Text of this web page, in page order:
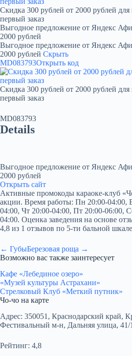
Скидка 300 рублей от 2000 рублей
первый заказ
Выгодное предложение от Яндекс
2000 рублей
Выгодное предложение от Яндекс
2000 рублей Скрыть
MD083793Открыть код
Скидка 300 рублей от 2000 рублей
первый заказ
MD083793
Details
Выгодное предложение от Яндекс
2000 рублей
Открыть сайт
Активные промокоды караоке-клуб
акции. Время работы: Пн 20:00-04:00,
04:00, Чт 20:00-04:00, Пт 20:00-06:00,
04:00. Оценка заведения на основе
4,8 из 1 отзывов по 5-ти бальной
← ГубыБерезовая роща →
Возможно вас также заинтересует
Кафе «Лебединое озеро»
«Музей культуры Астрахани»
Стрелковый Клуб «Меткий путник»
Чо-чо на карте
Адрес: 350051, Краснодарский край,
Фестивальный м-н, Дальняя улица, 41/
Рейтинг: 4,8